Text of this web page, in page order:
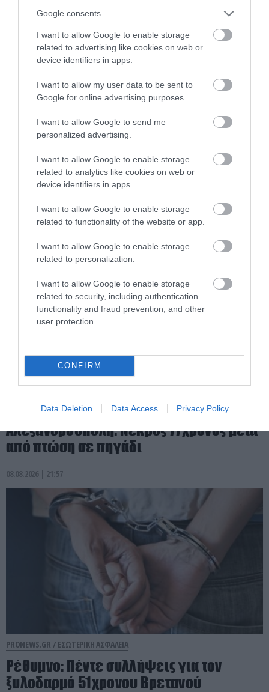
Google consents
I want to allow Google to enable storage
related to advertising like cookies on web or
device identifiers in apps.
I want to allow my user data to be sent to
Google for online advertising purposes.
I want to allow Google to send me
personalized advertising.
I want to allow Google to enable storage
related to analytics like cookies on web or
device identifiers in apps.
I want to allow Google to enable storage
related to functionality of the website or app.
I want to allow Google to enable storage
related to personalization.
I want to allow Google to enable storage
related to security, including authentication
functionality and fraud prevention, and other
user protection.
CONFIRM
Data Deletion Data Access Privacy Policy
PRONEWS.GR /ΕΣΩΤΕΡΙΚΗ ΑΣΦΑΛΕΙΑ
Τροχαίο ατύχημα στη λεωφ. Αθηνών –
Σουνίου: Μηχανή της Ομάδας ΔΙΑΣ
συγκρούστηκε με ΙΧ (βίντεο)
PRONEWS.GR /ΕΣΩΤΕΡΙΚΗ ΑΣΦΑΛΕΙΑ
Αλεξανδρούπολη: Νεκρός 77χρονος μετά
από πτώση σε πηγάδι
08.08.2026 | 21:57
PRONEWS.GR / ΕΣΩΤΕΡΙΚΗ ΑΣΦΑΛΕΙΑ
Ρέθυμνο: Πέντε συλλήψεις για τον
ξυλοδαρμό 51χρονου Βρετανού